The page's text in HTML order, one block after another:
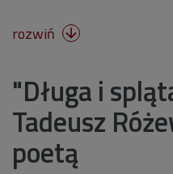
rozwiń 
"Długa i
Tadeusz
poetą